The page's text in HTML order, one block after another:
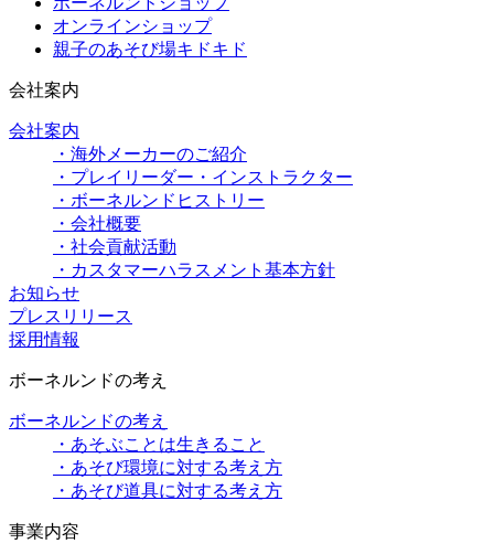
オンラインショップ
親子のあそび場キドキド
会社案内
会社案内
・海外メーカーのご紹介
・プレイリーダー・インストラクター
・ボーネルンドヒストリー
・会社概要
・社会貢献活動
・カスタマーハラスメント基本方針
お知らせ
プレスリリース
採用情報
ボーネルンドの考え
ボーネルンドの考え
・あそぶことは生きること
・あそび環境に対する考え方
・あそび道具に対する考え方
事業内容